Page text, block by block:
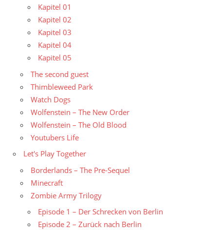
Kapitel 01
Kapitel 02
Kapitel 03
Kapitel 04
Kapitel 05
The second guest
Thimbleweed Park
Watch Dogs
Wolfenstein – The New Order
Wolfenstein – The Old Blood
Youtubers Life
Let's Play Together
Borderlands – The Pre-Sequel
Minecraft
Zombie Army Trilogy
Episode 1 – Der Schrecken von Berlin
Episode 2 – Zurück nach Berlin